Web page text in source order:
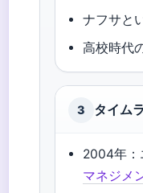
ナフサと
高校時代
3 タイム
2004年：
マネジメ